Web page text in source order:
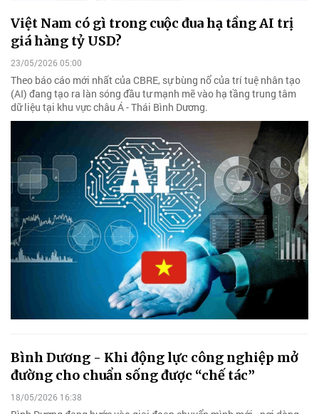
Việt Nam có gì trong cuộc đua hạ tầng AI trị
giá hàng tỷ USD?
23/05/2026 05:00
Theo báo cáo mới nhất của CBRE, sự bùng nổ của trí tuệ nhân tạo
(AI) đang tạo ra làn sóng đầu tư mạnh mẽ vào hạ tầng trung tâm
dữ liệu tại khu vực châu Á - Thái Bình Dương.
Bình Dương - Khi động lực công nghiệp mở
đường cho chuẩn sống được “chế tác”
18/05/2026 16:38